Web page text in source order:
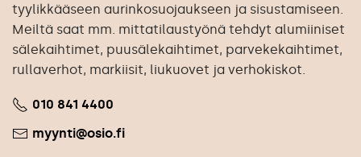
tyylikkääseen aurinkosuojaukseen ja sisustamiseen.
Meiltä saat mm. mittatilaustyönä tehdyt alumiiniset
sälekaihtimet, puusälekaihtimet, parvekekaihtimet,
rullaverhot, markiisit, liukuovet ja verhokiskot.
010 841 4400
myynti@osio.fi